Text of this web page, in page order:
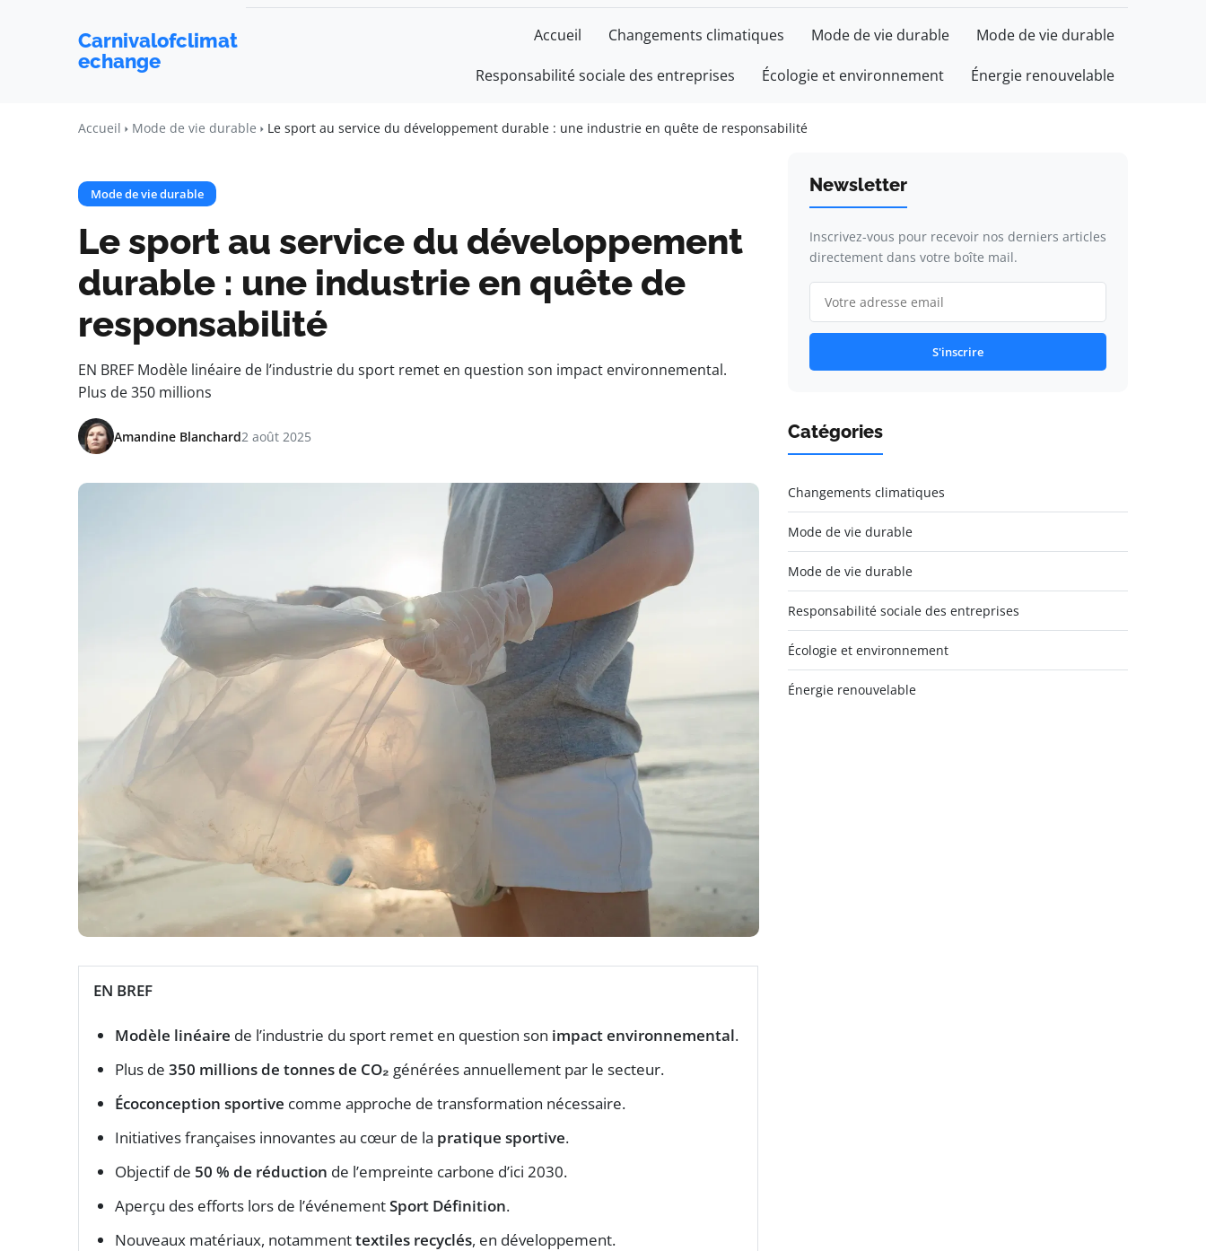
Carnivalofclimat
echange
Accueil Changements climatiques Mode de vie durable Mode de vie durable
Responsabilité sociale des entreprises Écologie et environnement Énergie renouvelable
Accueil Mode de vie durable Le sport au service du développement durable : une industrie en quête de responsabilité
Mode de vie durable
Le sport au service du développement
durable : une industrie en quête de
responsabilité
EN BREF Modèle linéaire de l’industrie du sport remet en question son impact environnemental.
Plus de 350 millions
Amandine Blanchard2 août 2025
EN BREF
Modèle linéaire de l’industrie du sport remet en question son impact environnemental.
Plus de 350 millions de tonnes de CO₂ générées annuellement par le secteur.
Écoconception sportive comme approche de transformation nécessaire.
Initiatives françaises innovantes au cœur de la pratique sportive.
Objectif de 50 % de réduction de l’empreinte carbone d’ici 2030.
Aperçu des efforts lors de l’événementSport Définition.
Nouveaux matériaux, notammenttextiles recyclés, en développement.
Newsletter
Inscrivez-vous pour recevoir nos derniers articles
directement dans votre boîte mail.
S'inscrire
Catégories
Changements climatiques
Mode de vie durable
Mode de vie durable
Responsabilité sociale des entreprises
Écologie et environnement
Énergie renouvelable